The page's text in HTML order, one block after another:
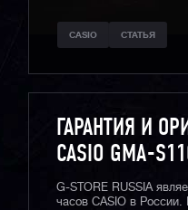
CASIO СТАТЬЯ
ГАРАНТИЯ И
CASIO GMA-
G-STORE RUSSIA
часов CASIO в